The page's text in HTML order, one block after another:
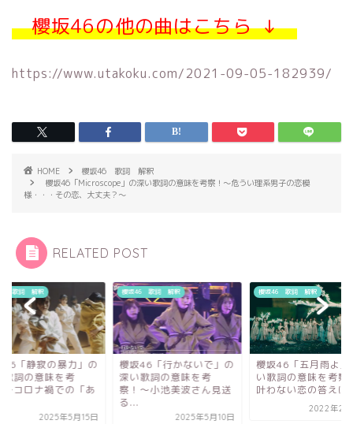
櫻坂46の他の曲はこちら ↓
https://www.utakoku.com/2021-09-05-182939/
HOME
櫻坂46 歌詞 解釈
櫻坂46「Microscope」の深い歌詞の意味を考察！〜危うい理系男子の恋模
様・・・その恋、大丈夫？〜
RELATED POST
歌詞 解釈
46「静寂の暴力」の
歌詞の意味を考
〜コロナ禍での「あ
2025年5月15日
櫻坂46 歌詞 解釈
櫻坂46「行かないで」の
深い歌詞の意味を考
察！〜小池美波さん見送
る...
2025年5月10日
櫻坂46 歌詞 解釈
櫻坂46「五月雨よ」
い歌詞の意味を考察
叶わない恋の答えは
2022年2